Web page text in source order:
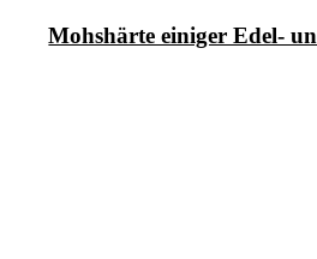
Mohshärte einiger Edel-